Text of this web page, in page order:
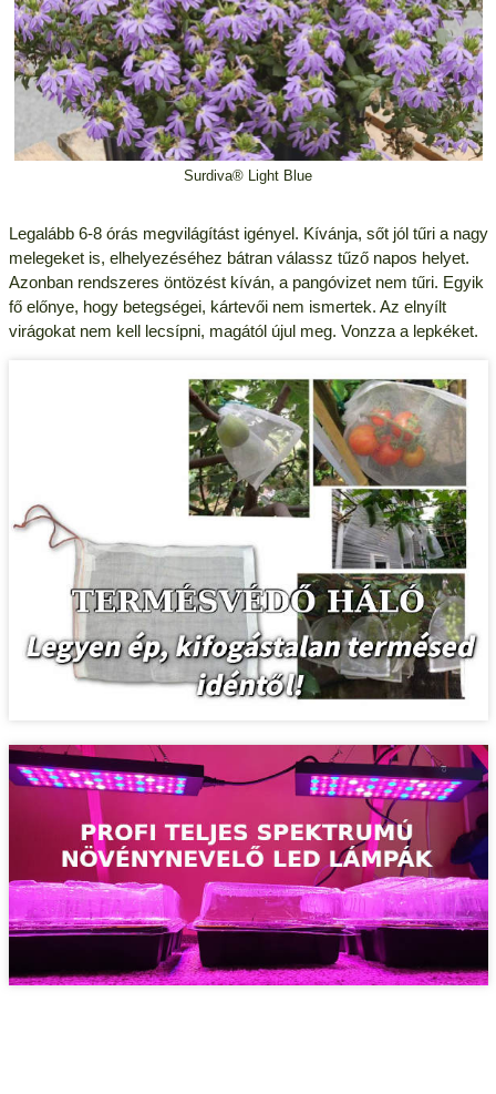
Surdiva® Light Blue
Legalább 6-8 órás megvilágítást igényel. Kívánja, sőt jól tűri a nagy
melegeket is, elhelyezéséhez bátran válassz tűző napos helyet.
Azonban rendszeres öntözést kíván, a pangóvizet nem tűri. Egyik
fő előnye, hogy betegségei, kártevői nem ismertek. Az elnyílt
virágokat nem kell lecsípni, magától újul meg. Vonzza a lepkéket.